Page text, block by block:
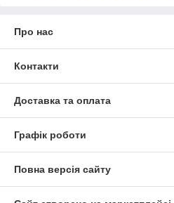
Про нас
Контакти
Доставка та оплата
Графік роботи
Повна версія сайту